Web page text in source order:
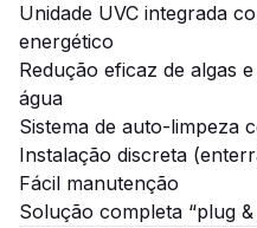
Unidade UVC integrada
energético
Redução eficaz de algas
água
Sistema de auto-limpeza
Instalação discreta
Fácil manutenção
Solução completa “plug